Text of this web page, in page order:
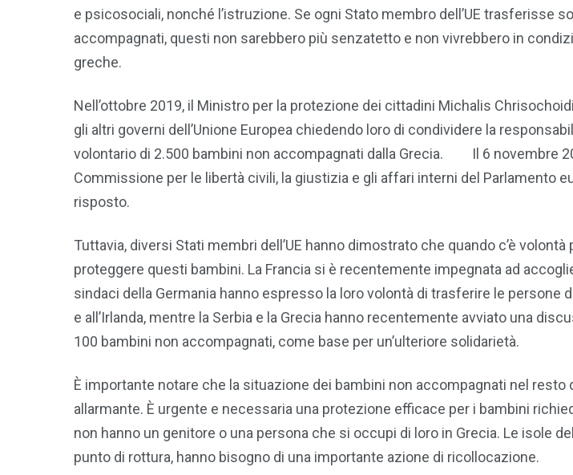
e psicosociali, nonché l’istruzione. Se ogni Stato membro dell’UE trasferisse
accompagnati, questi non sarebbero più senzatetto e non vivrebbero in
greche.
Nell’ottobre 2019, il Ministro per la protezione dei cittadini Michalis
gli altri governi dell’Unione Europea chiedendo loro di condividere la
volontario di 2.500 bambini non accompagnati dalla Grecia. Il 6 novembre
Commissione per le libertà civili, la giustizia e gli affari interni del Parlamento
risposto.
Tuttavia, diversi Stati membri dell’UE hanno dimostrato che quando c’è volontà
proteggere questi bambini. La Francia si è recentemente impegnata ad
sindaci della Germania hanno espresso la loro volontà di trasferire le persone
e all’Irlanda, mentre la Serbia e la Grecia hanno recentemente avviato una
100 bambini non accompagnati, come base per un’ulteriore solidarietà.
È importante notare che la situazione dei bambini non accompagnati nel resto
allarmante. È urgente e necessaria una protezione efficace per i bambini
non hanno un genitore o una persona che si occupi di loro in Grecia. Le isole
punto di rottura, hanno bisogno di una importante azione di ricollocazione.